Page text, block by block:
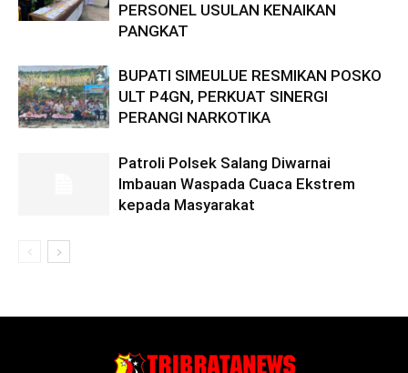
PERSONEL USULAN KENAIKAN
PANGKAT
BUPATI SIMEULUE RESMIKAN POSKO
ULT P4GN, PERKUAT SINERGI
PERANGI NARKOTIKA
Patroli Polsek Salang Diwarnai
Imbauan Waspada Cuaca Ekstrem
kepada Masyarakat